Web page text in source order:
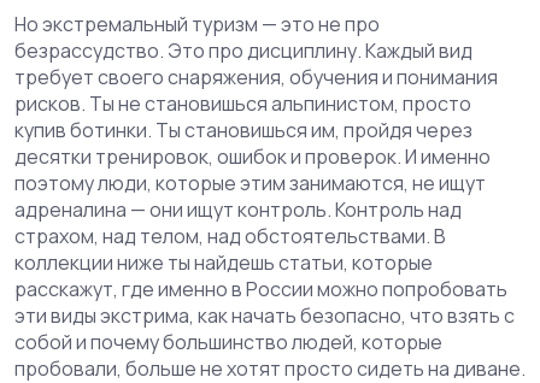
Но экстремальный туризм — это не про
безрассудство. Это про дисциплину. Каждый вид
требует своего снаряжения, обучения и понимания
рисков. Ты не становишься альпинистом, просто
купив ботинки. Ты становишься им, пройдя через
десятки тренировок, ошибок и проверок. И именно
поэтому люди, которые этим занимаются, не ищут
адреналина — они ищут контроль. Контроль над
страхом, над телом, над обстоятельствами. В
коллекции ниже ты найдешь статьи, которые
расскажут, где именно в России можно попробовать
эти виды экстрима, как начать безопасно, что взять с
собой и почему большинство людей, которые
пробовали, больше не хотят просто сидеть на диване.